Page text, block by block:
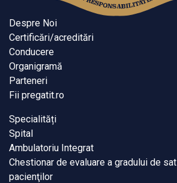
Despre Noi
Certificări/acreditări
Conducere
Organigramă
Parteneri
Fii pregatit.ro
Specialități
Spital
Ambulatoriu Integrat
Chestionar de evaluare a gradului de
pacienţilor